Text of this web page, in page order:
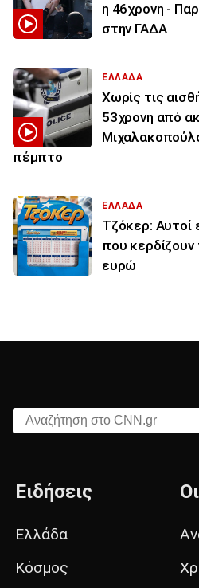
η 46χρονη -
στην ΓΑΔΑ
ΕΛΛΑΔΑ
Χωρίς τις
53χρονη από
πέμπτο
ΕΛΛΑΔΑ
Τζόκερ: Αυτοί
που
ευρώ
Αναζήτηση στο CNN.gr
Ειδήσεις
Ελλάδα
Κόσμος